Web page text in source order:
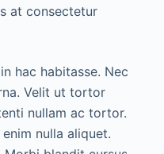
at consectetur
hac habitasse. Nec
Velit ut tortor
nullam ac tortor.
nulla aliquet.